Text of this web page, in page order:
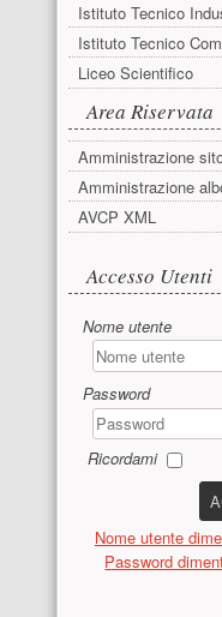
Istituto Tecnico
Istituto Tecnico
Liceo Scientifico
Area Riservata
Amministrazione
Amministrazione
AVCP XML
Accesso utente
Accesso Utenti
Nome utente
Password
Ricordami
Nome utente
Password